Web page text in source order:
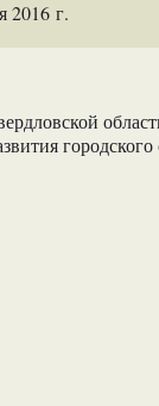
2016 г.